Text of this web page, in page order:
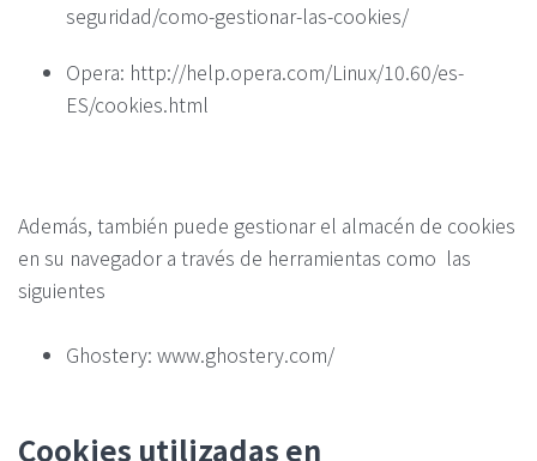
seguridad/como-gestionar-las-cookies/
Opera: http://help.opera.com/Linux/10.60/es-
ES/cookies.html
Además, también puede gestionar el almacén de cookies
en su navegador a través de herramientas como las
siguientes
Ghostery: www.ghostery.com/
Cookies utilizadas en